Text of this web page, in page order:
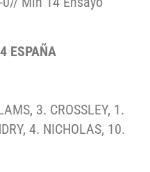
ESPAÑA
3. CROSSLEY, 1.
4. NICHOLAS, 10.